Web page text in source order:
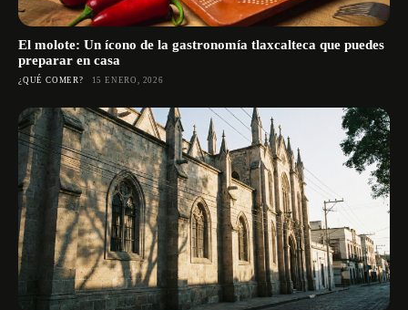
El molote: Un ícono de la gastronomía tlaxcalteca que puedes
preparar en casa
¿QUÉ COMER? 15 ENERO, 2026